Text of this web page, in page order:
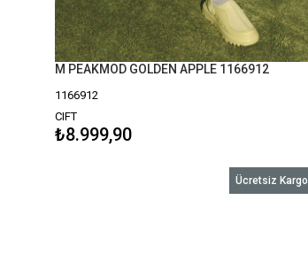
M PEAKMOD GOLDEN APPLE 1166912
1166912
CIFT
₺8.999,90
Ücretsiz Kargo